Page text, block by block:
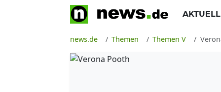
news.de Themen Themen V